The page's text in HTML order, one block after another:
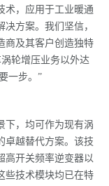
术，应用于工业暖通
方案。我们坚信，
商及其客户创造独特
轮增压业务以外达
一步。”
下，均可作为现有涡
卓越替代方案。该技
高开关频率逆变器以
些技术模块均已在特